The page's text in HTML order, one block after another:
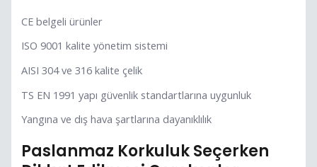
CE belgeli ürünler
ISO 9001 kalite yönetim sistemi
AISI 304 ve 316 kalite çelik
TS EN 1991 yapı güvenlik standartlarına uygunluk
Yangına ve dış hava şartlarına dayanıklılık
Paslanmaz Korkuluk Seçerken